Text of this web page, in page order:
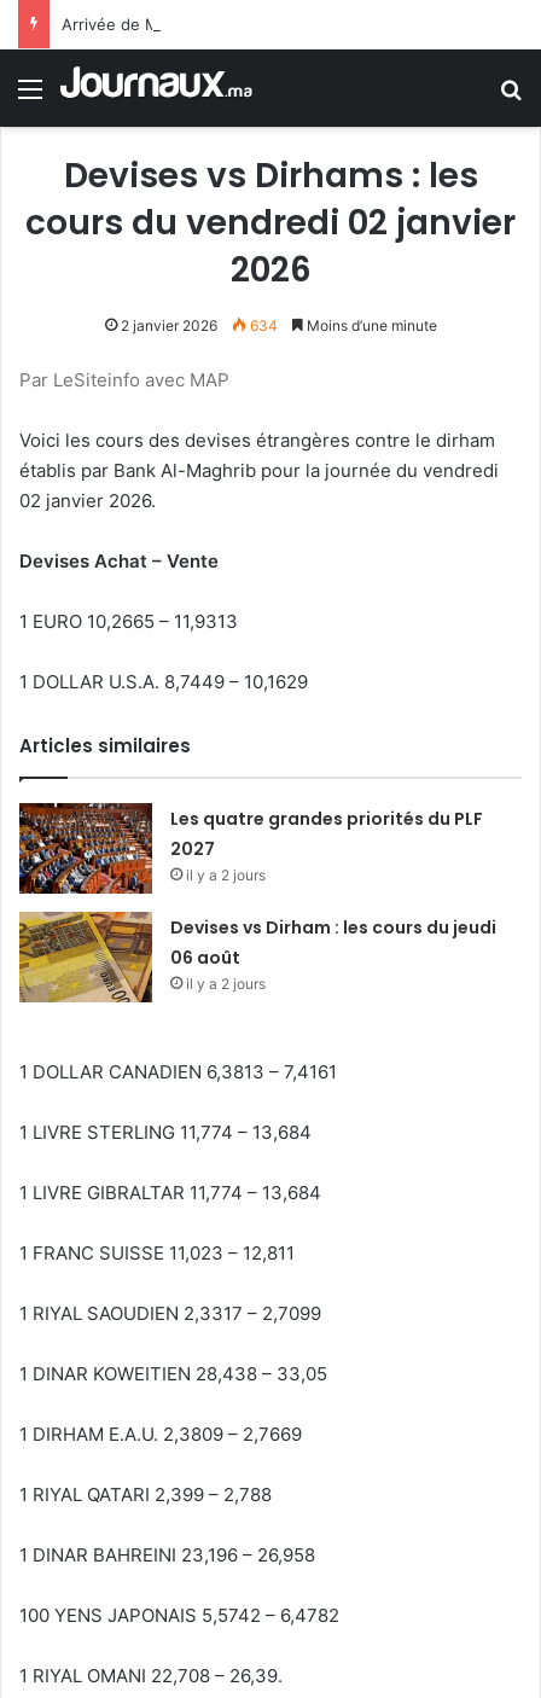
Menu
Devises vs Dirhams : les
cours du vendredi 02 janvier
2026
2 janvier 2026 634 Moins d’une minute
Par LeSiteinfo avec MAP
Voici les cours des devises étrangères contre le dirham
établis par Bank Al-Maghrib pour la journée du vendredi
02 janvier 2026.
Devises Achat – Vente
1 EURO 10,2665 – 11,9313
1 DOLLAR U.S.A. 8,7449 – 10,1629
Articles similaires
Les quatre grandes priorités du PLF
2027
il y a 2 jours
Devises vs Dirham : les cours du jeudi
06 août
il y a 2 jours
1 DOLLAR CANADIEN 6,3813 – 7,4161
1 LIVRE STERLING 11,774 – 13,684
1 LIVRE GIBRALTAR 11,774 – 13,684
1 FRANC SUISSE 11,023 – 12,811
1 RIYAL SAOUDIEN 2,3317 – 2,7099
1 DINAR KOWEITIEN 28,438 – 33,05
1 DIRHAM E.A.U. 2,3809 – 2,7669
1 RIYAL QATARI 2,399 – 2,788
1 DINAR BAHREINI 23,196 – 26,958
100 YENS JAPONAIS 5,5742 – 6,4782
1 RIYAL OMANI 22,708 – 26,39.